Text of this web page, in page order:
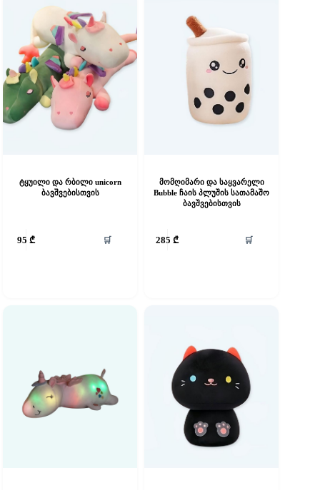
ტყუილი და რბილი unicorn
ბავშვებისთვის
95 ₾ 🛒
მომღიმარი და საყვარელი
Bubble ჩაის პლუშის სათამაშო
ბავშვებისთვის
285₾ 🛒